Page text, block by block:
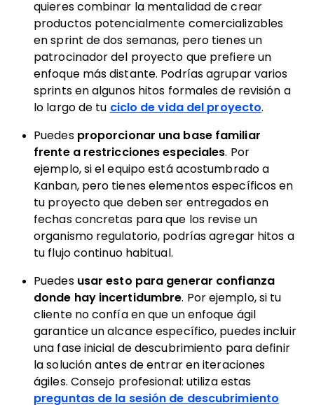
quieres combinar la mentalidad de crear
productos potencialmente comercializables
en sprint de dos semanas, pero tienes un
patrocinador del proyecto que prefiere un
enfoque más distante. Podrías agrupar varios
sprints en algunos hitos formales de revisión a
lo largo de tu ciclo de vida del proyecto.
Puedes proporcionar una base familiar
frente a restricciones especiales. Por
ejemplo, si el equipo está acostumbrado a
Kanban, pero tienes elementos específicos en
tu proyecto que deben ser entregados en
fechas concretas para que los revise un
organismo regulatorio, podrías agregar hitos a
tu flujo continuo habitual.
Puedes usar esto para generar confianza
donde hay incertidumbre. Por ejemplo, si tu
cliente no confía en que un enfoque ágil
garantice un alcance específico, puedes incluir
una fase inicial de descubrimiento para definir
la solución antes de entrar en iteraciones
ágiles. Consejo profesional: utiliza estas
preguntas de la sesión de descubrimiento